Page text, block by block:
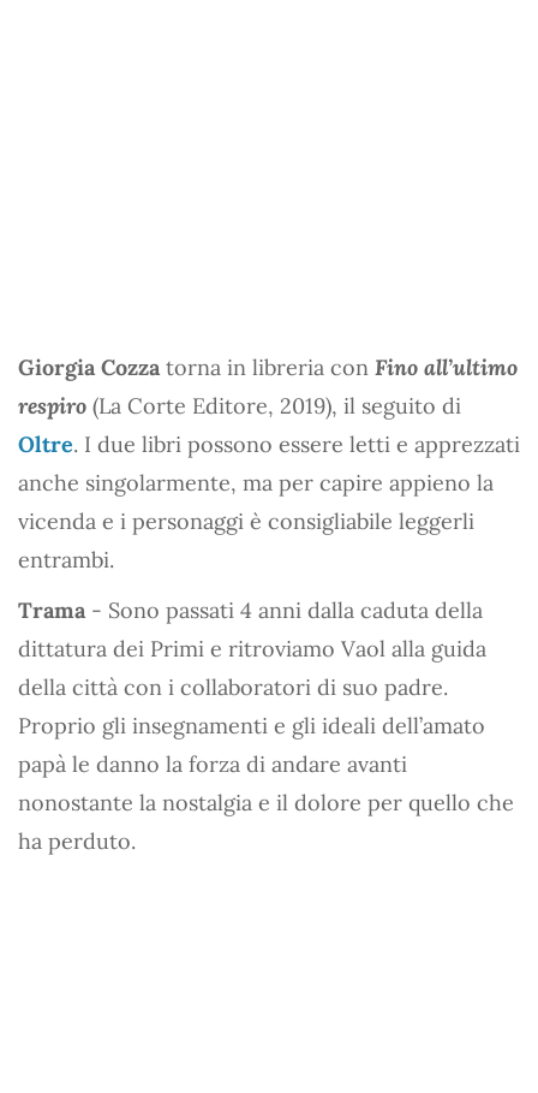
Giorgia Cozza torna in libreria con Fino all’ultimo
respiro (La Corte Editore, 2019), il seguito di
Oltre. I due libri possono essere letti e apprezzati
anche singolarmente, ma per capire appieno la
vicenda e i personaggi è consigliabile leggerli
entrambi.
Trama - Sono passati 4 anni dalla caduta della
dittatura dei Primi e ritroviamo Vaol alla guida
della città con i collaboratori di suo padre.
Proprio gli insegnamenti e gli ideali dell’amato
papà le danno la forza di andare avanti
nonostante la nostalgia e il dolore per quello che
ha perduto.